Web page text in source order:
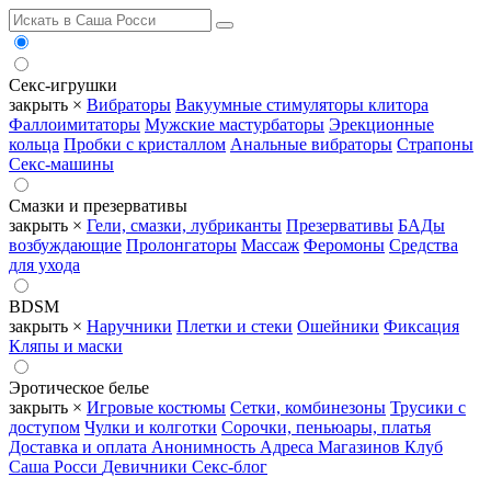
Секс-игрушки
закрыть × Вибраторы Вакуумные стимуляторы клитора
Фаллоимитаторы Мужские мастурбаторы Эрекционные
кольца Пробки с кристаллом Анальные вибраторы Страпоны
Секс-машины
Смазки и презервативы
закрыть × Гели, смазки, лубриканты Презервативы БАДы
возбуждающие Пролонгаторы Массаж Феромоны Средства
для ухода
BDSM
закрыть × Наручники Плетки и стеки Ошейники Фиксация
Кляпы и маски
Эротическое белье
закрыть × Игровые костюмы Сетки, комбинезоны Трусики с
доступом Чулки и колготки Сорочки, пеньюары, платья
Доставка и оплата Анонимность Адреса Магазинов Клуб
Саша Росси Девичники Секс-блог